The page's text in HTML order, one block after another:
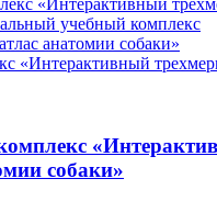
собаки»